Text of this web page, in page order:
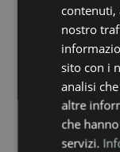
in uno
ogni
calore e,
per il
contenuti,
nostro
sito con i
analisi
altre
che
servizi.